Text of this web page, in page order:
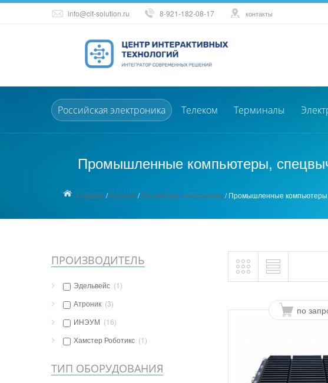
info@cit-solution.ru 8-921-182-08-17 контакты
Российская электроника Телеком Терминалы
Промышленные компьютеры,
Главная /Каталог/Российская электроника /Промышленные компьютеры
ПРОИЗВОДИТЕЛЬ
Эдельвейс (1)
Атроник (3)
ИНЭУМ (16)
Хамстер Роботикс (1)
ТИП ОБОРУДОВАНИЯ
по